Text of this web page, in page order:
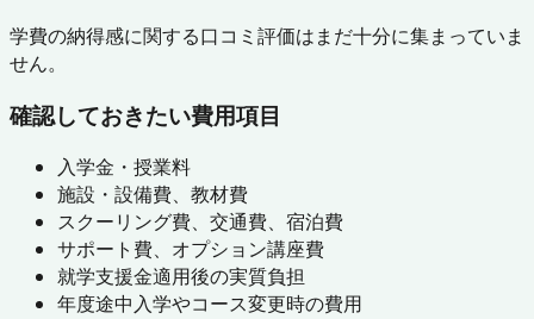
学費の納得感に関する口コミ評価はまだ十分に集まっていま
せん。
確認しておきたい費用項目
入学金・授業料
施設・設備費、教材費
スクーリング費、交通費、宿泊費
サポート費、オプション講座費
就学支援金適用後の実質負担
年度途中入学やコース変更時の費用